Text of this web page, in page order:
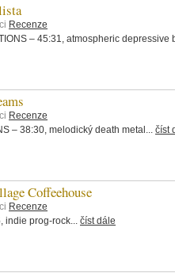
Recenze
– 45:31, atmospheric depressive
Recenze
– 38:30, melodický death metal... číst
Coffeehouse
Recenze
indie prog-rock... číst dále